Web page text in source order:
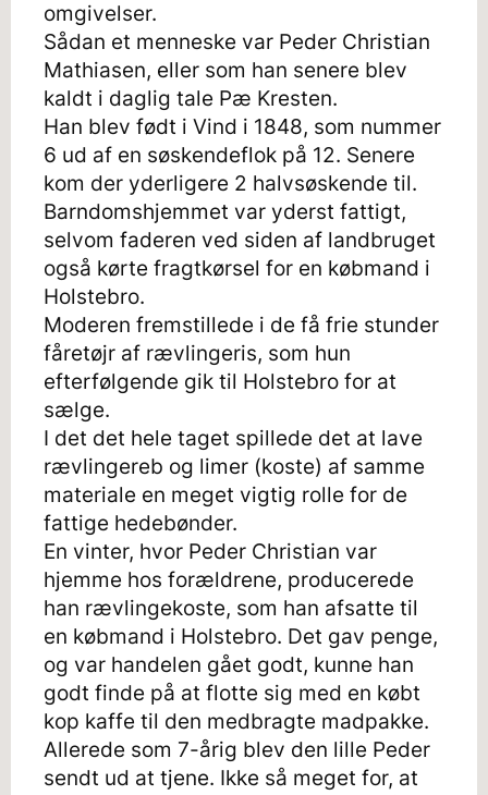
omgivelser.
Sådan et menneske var Peder Christian
Mathiasen, eller som han senere blev
kaldt i daglig tale Pæ Kresten.
Han blev født i Vind i 1848, som nummer
6 ud af en søskendeflok på 12. Senere
kom der yderligere 2 halvsøskende til.
Barndomshjemmet var yderst fattigt,
selvom faderen ved siden af landbruget
også kørte fragtkørsel for en købmand i
Holstebro.
Moderen fremstillede i de få frie stunder
fåretøjr af rævlingeris, som hun
efterfølgende gik til Holstebro for at
sælge.
I det det hele taget spillede det at lave
rævlingereb og limer (koste) af samme
materiale en meget vigtig rolle for de
fattige hedebønder.
En vinter, hvor Peder Christian var
hjemme hos forældrene, producerede
han rævlingekoste, som han afsatte til
en købmand i Holstebro. Det gav penge,
og var handelen gået godt, kunne han
godt finde på at flotte sig med en købt
kop kaffe til den medbragte madpakke.
Allerede som 7-årig blev den lille Peder
sendt ud at tjene. Ikke så meget for, at